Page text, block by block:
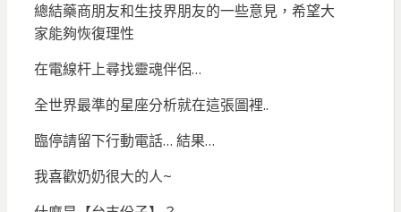
總結藥商朋友和生技界朋友的一些意見，希望大
家能夠恢復理性
在電線杆上尋找靈魂伴侶…
全世界最準的星座分析就在這張圖裡..
臨停請留下行動電話… 結果…
我喜歡奶奶很大的人~